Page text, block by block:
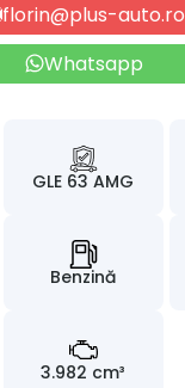
florin@plus-auto.ro
Whatsapp
GLE 63 AMG
Benzină
3.982 cm³